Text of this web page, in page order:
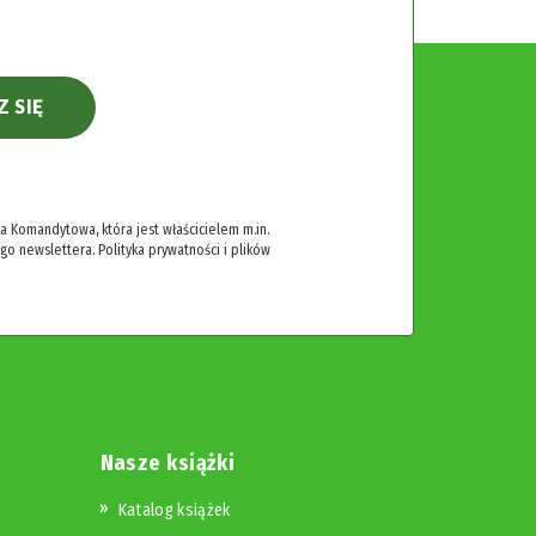
SIĘ
która jest właścicielem m.in.
newslettera. Polityka prywatności i plików
Nasze książki
Katalog książek